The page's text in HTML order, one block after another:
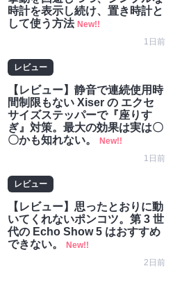
時計を表示し続け、置き時計と
して使う方法 New!!
1日前
レビュー
【レビュー】静音で連続使用時
間制限もない Xiser の エクセ
サイズステッパーで『座りす
ぎ』対策。最大の効果は実は〇
〇かも知れない。
New!!
1日前
レビュー
【レビュー】思ったとおりに動
いてくれないポンコツ。第 3 世
代の Echo Show 5 はおすすめ
できない。
New!!
2日前